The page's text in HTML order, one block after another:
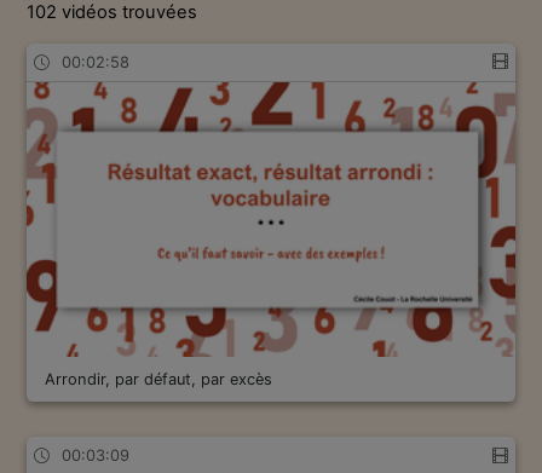
102 vidéos trouvées
00:02:58
Arrondir, par défaut, par excès
00:03:09